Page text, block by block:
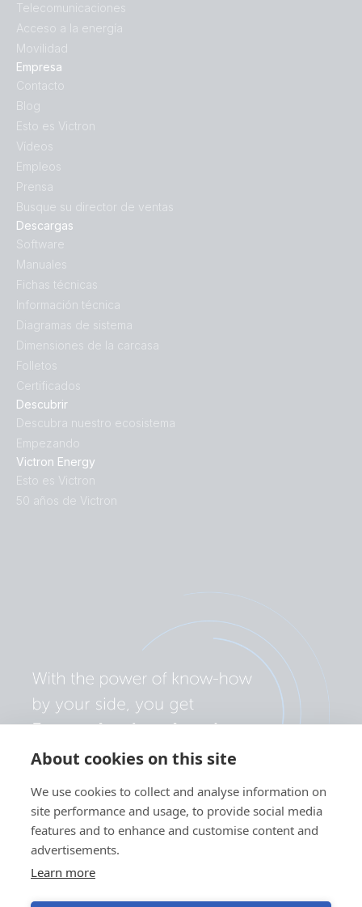
About cookies on this site
We use cookies to collect and analyse information on
site performance and usage, to provide social media
features and to enhance and customise content and
advertisements.
Learn more
Descubrir
Descubra nuestro ecosistema
Empezando
Victron Energy
Esto es Victron
50 años de Victron
Descargas
Software
Manuales
Fichas técnicas
Información técnica
Diagramas de sistema
Dimensiones de la carcasa
Folletos
Certificados
Telecomunicaciones
Acceso a la energía
Movilidad
Empresa
Contacto
Blog
Esto es Victron
Vídeos
Empleos
Prensa
Busque su director de ventas